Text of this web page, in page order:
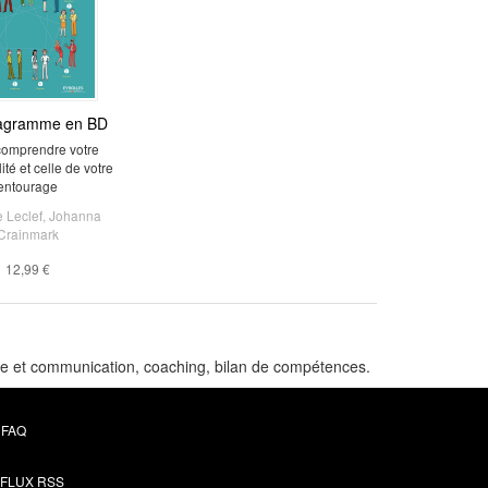
en BD
votre
et celle de votre
Leclef Johanna
12,99 €
et communication, coaching, bilan de compétences.
FAQ
FLUX RSS